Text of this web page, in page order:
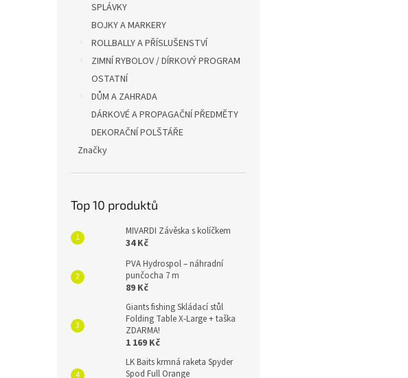
SPLÁVKY
BOJKY A MARKERY
ROLLBALLY A PŘÍSLUŠENSTVÍ
ZIMNÍ RYBOLOV / DÍRKOVÝ PROGRAM
OSTATNÍ
DŮM A ZAHRADA
DÁRKOVÉ A PROPAGAČNÍ PŘEDMĚTY
DEKORAČNÍ POLŠTÁŘE
Značky
Top 10 produktů
MIVARDI Závěska s kolíčkem
34 Kč
PVA Hydrospol – náhradní
punčocha 7 m
89 Kč
Giants fishing Skládací stůl
Folding Table X-Large + taška
ZDARMA!
1 169 Kč
LK Baits krmná raketa Spyder
Spod Full Orange